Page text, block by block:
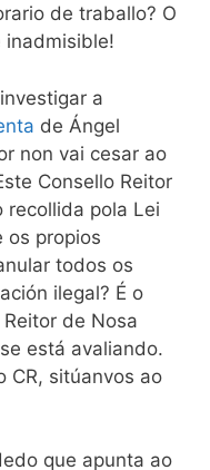
de traballo? O
inadmisible!
a
de Ángel
non vai cesar ao
Consello Reitor
recollida pola Lei
os propios
todos os
ilegal? É o
de Nosa
está avaliando.
CR, sitúanvos ao
que apunta ao